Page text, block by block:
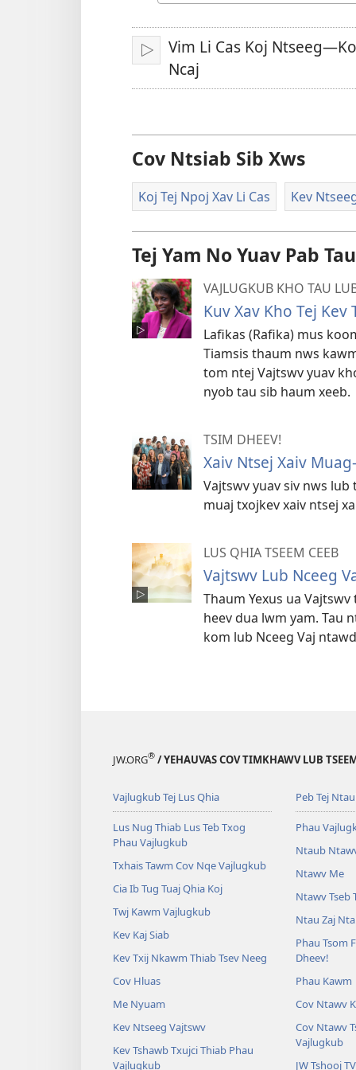
yaj
kiab
saib
Yam
Lus
Tso
Saib/Mloog
Vim Li Cas Koj
Ncaj
Cov Ntsiab Sib Xws
Koj Tej Npoj Xav Li Cas Kev
Tej Yam No Yuav Pab
VAJLUGKUB KHO TAU
Kuv Xav Kho Tej Kev
Lafikas (Rafika) mus
Tiamsis thaum nws
tom ntej Vajtswv yuav
nyob tau sib haum xeeb.
TSIM DHEEV!
Xaiv Ntsej Xaiv
Vajtswv yuav siv nws
muaj txojkev xaiv ntsej
LUS QHIA TSEEM CEEB
Vajtswv Lub Nceeg
Thaum Yexus ua
heev dua lwm yam. Tau
kom lub Nceeg Vaj
JW.ORG® / YEHAUVAS COV TIMKHAWV LUB
Vajlugkub Tej Lus Qhia
Lus Nug Thiab Lus Teb Txog
Phau Vajlugkub
Txhais Tawm Cov Nqe Vajlugkub
Cia Ib Tug Tuaj Qhia Koj
Twj Kawm Vajlugkub
Kev Kaj Siab
Kev Txij Nkawm Thiab Tsev Neeg
Cov Hluas
Me Nyuam
Kev Ntseeg Vajtswv
Kev Tshawb Txujci Thiab Phau
Vajlugkub
Peb Tej
Phau
Ntaub
Ntawv Me
Ntawv Tseb
Ntau Zaj
Phau Tsom
Dheev!
Phau Kawm
Cov Ntawv
Cov Ntawv
Vajlugkub
JW Tshooj TV